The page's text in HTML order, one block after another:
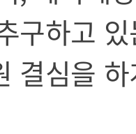
구하고
결심을